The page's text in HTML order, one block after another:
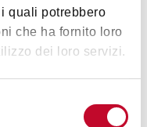
quali potrebbero
che ha fornito loro
dei loro servizi.